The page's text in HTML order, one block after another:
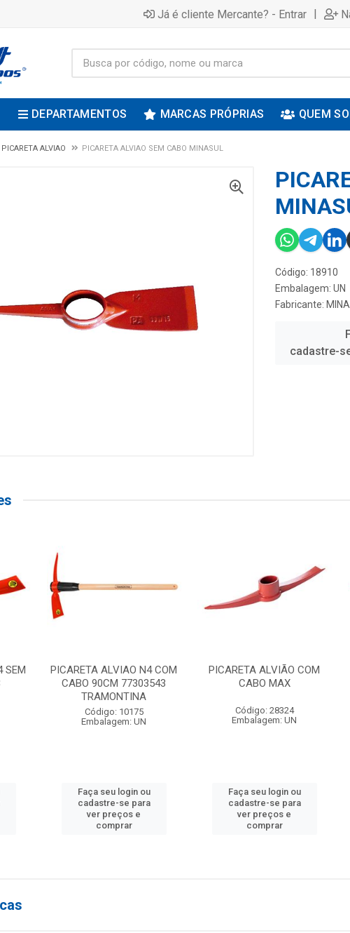
Já é cliente Mercante? - Entrar |
DEPARTAMENTOS MARCAS PRÓPRIAS QUEM
PICARETA ALVIAO PICARETA ALVIAO SEM CABO MINASUL
Código: 18910
Embalagem: UN
Fabricante:
cadastre-
SEM
PICARETA ALVIAO N4 COM
CABO 90CM 77303543
TRAMONTINA
Código: 10175
Embalagem: UN
Faça seu login ou
cadastre-se para
ver preços e
comprar
PICARETA ALVIÃO COM
CABO MAX
Código: 28324
Embalagem: UN
Faça seu login ou
cadastre-se para
ver preços e
comprar